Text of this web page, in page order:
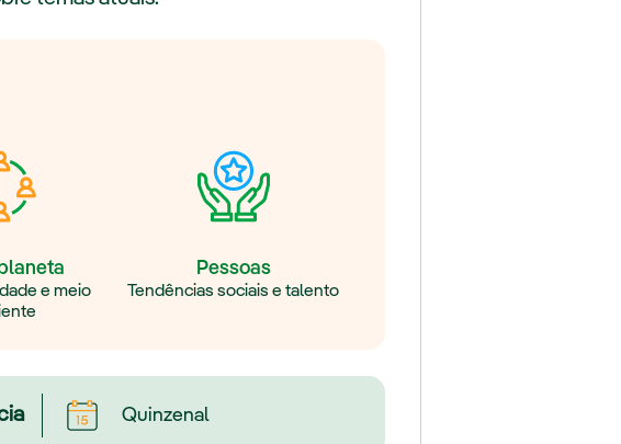
e meio
Pessoas
Tendências sociais e talento
Quinzenal